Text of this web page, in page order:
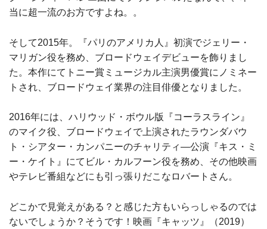
当に超一流のお方ですよね。。
そして2015年。『パリのアメリカ人』初演でジェリー・
マリガン役を務め、ブロードウェイデビューを飾りまし
た。本作にてトニー賞ミュージカル主演男優賞にノミネー
トされ、ブロードウェイ業界の注目俳優となりました。
2016年には、ハリウッド・ボウル版『コーラスライン』
のマイク役、ブロードウェイで上演されたラウンダバウ
ト・シアター・カンパニーのチャリティ―公演『キス・ミ
ー・ケイト』にてビル・カルフーン役を務め、その他映画
やテレビ番組などにも引っ張りだこなロバートさん。
どこかで見覚えがある？と感じた方もいらっしゃるのでは
ないでしょうか？そうです！映画『キャッツ』（2019）